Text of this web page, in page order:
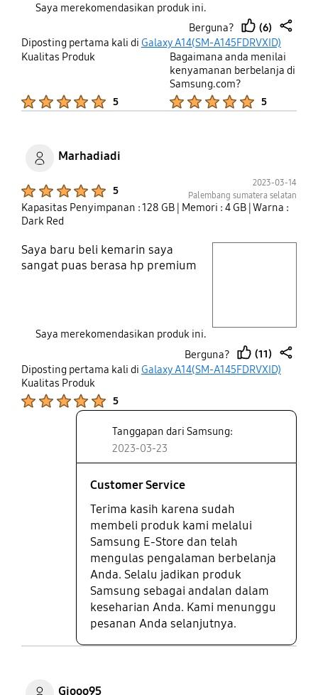
padahal tanpa pakai microphone external loh.
Kualitas video pun hasilnya bagus & gak patah2.
Meski di sisi lain agak sedikit guncangan videonya,
karena hp ini tanpa fitur stabilizer (OIS). Sementara
dari sisi harga, menurut saya terjangkau untuk
kategori hp mid range.
Saya merekomendasikan produk ini.
Berguna?
thumb
up
(6)
share
Diposting pertama kali di Galaxy A14(SM-A145FDRVXID)
Kualitas Produk
5
Bagaimana anda menilai
kenyamanan berbelanja di
Samsung.com?
5
Marhadiadi
5
2023-03-14
Palembang sumatera selatan
Kapasitas Penyimpanan : 128 GB | Memori : 4 GB | Warna :
Dark Red
Saya baru beli kemarin saya
sangat puas berasa hp premium
Saya merekomendasikan produk ini.
Berguna?
thumb
(11)
share
Diposting pertama kali di Galaxy A14(SM-A145FDRVXID)
Kualitas Produk
5
Tanggapan dari Samsung:
2023-03-23
Customer Service
Terima kasih karena sudah
membeli produk kami melalui
Samsung E-Store dan telah
mengulas pengalaman berbelanja
Anda. Selalu jadikan produk
Samsung sebagai andalan dalam
keseharian Anda. Kami menunggu
pesanan Anda selanjutnya.
Giooo95